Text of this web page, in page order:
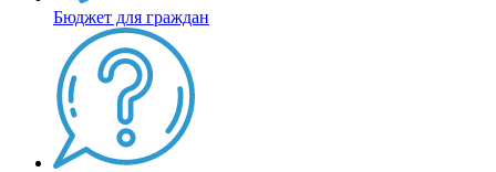
Бюджет для граждан